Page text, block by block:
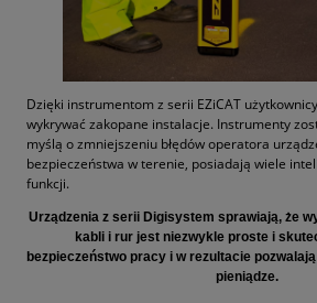
Dzięki instrumentom z serii EZiCAT
wykrywać zakopane instalacje. Instrumenty
myślą o zmniejszeniu błędów operatora
bezpieczeństwa w terenie, posiadają wiele
funkcji.
Urządzenia z serii Digisystem sprawiają, że
kabli i rur jest niezwykle proste i
bezpieczeństwo pracy i w rezultacie
pieniądze.